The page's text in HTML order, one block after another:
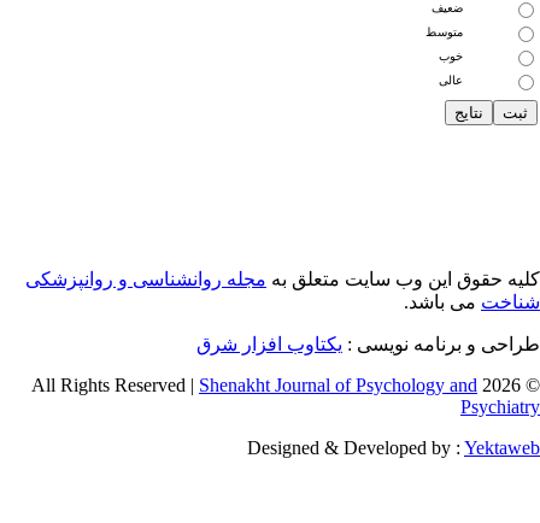
ضعیف
متوسط
خوب
عالی
حقوق این وب سایت متعلق بهمجله روانشناسی و روانپزشکی
می باشد.
و برنامه نویسی : یکتاوب افزار شرق
©
Shenakht Journal of Psychology and
Designed & Developed by :